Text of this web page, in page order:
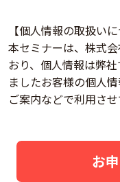
【個人情報の取扱いに
本セミナーは、株式
おり、個人情報は弊
ましたお客様の個人
ご案内などで利用させ
お